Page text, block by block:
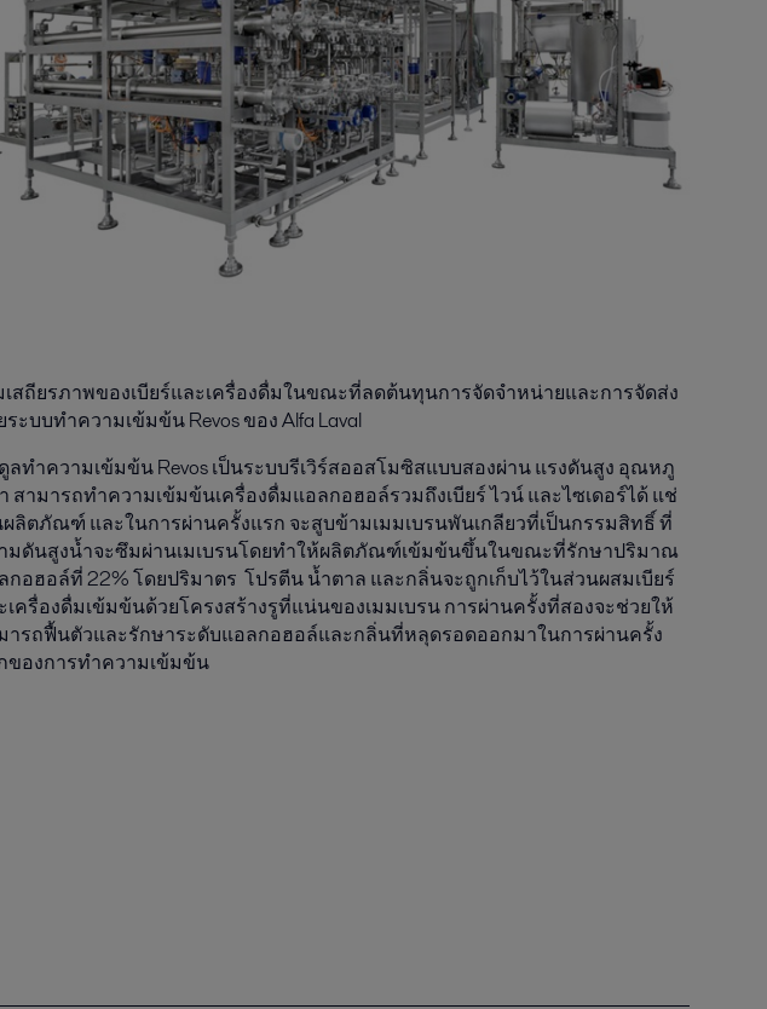
เสถียรภาพของเบียร์และเครื่องดื่มในขณะที่ลดต้นทุนการจัดจําหน่ายและการจัดส่ง
ระบบทำความเข้มข้น Revos ของ Alfa Laval
ลทำความเข้มข้น Revos เป็นระบบรีเวิร์สออสโมซิสแบบสองผ่าน แรงดันสูง อุณหภู
สามารถทำความเข้มข้นเครื่องดื่มแอลกอฮอล์รวมถึงเบียร์ ไวน์ และไซเดอร์ได้ แช่
ผลิตภัณฑ์ และในการผ่านครั้งแรก จะสูบข้ามเมมเบรนพันเกลียวที่เป็นกรรมสิทธิ์ ที่
มดันสูงน้ำจะซึมผ่านเมเบรนโดยทำให้ผลิตภัณฑ์เข้มข้นขึ้นในขณะที่รักษาปริมาณ
กอฮอล์ที่ 22% โดยปริมาตร โปรตีน น้ำตาล และกลิ่นจะถูกเก็บไว้ในส่วนผสมเบียร์
เครื่องดื่มเข้มข้นด้วยโครงสร้างรูที่แน่นของเมมเบรน การผ่านครั้งที่สองจะช่วยให้
ารถฟื้นตัวและรักษาระดับแอลกอฮอล์และกลิ่นที่หลุดรอดออกมาในการผ่านครั้ง
ของการทำความเข้มข้น